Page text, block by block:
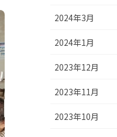
2024年3月
2024年1月
2023年12月
2023年11月
2023年10月